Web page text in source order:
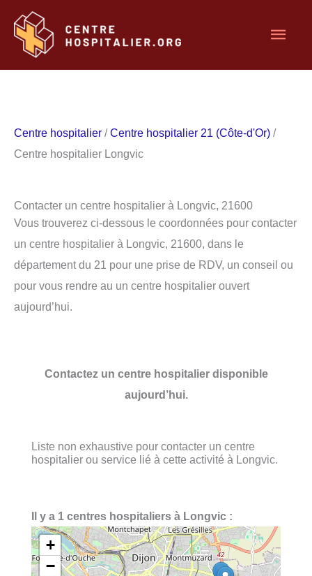
contenu
Centre hospitalier /Centre hospitalier 21 (Côte-d'Or) /
Centre hospitalier Longvic
Contacter un centre hospitalier à Longvic, 21600
Vous trouverez ci-dessous le coordonnées pour contacter
un centre hospitalier à Longvic, 21600, dans le
département du 21 pour une prise de RDV, un conseil ou
pour vous rendre au un centre hospitalier ouvert
aujourd’hui.
Contactez un centre hospitalier disponible
aujourd’hui.
Liste non exhaustive pour contacter un centre
hospitalier ou service lié à cette activité à Longvic.
Il y a 1 centres hospitaliers à Longvic :
+
−